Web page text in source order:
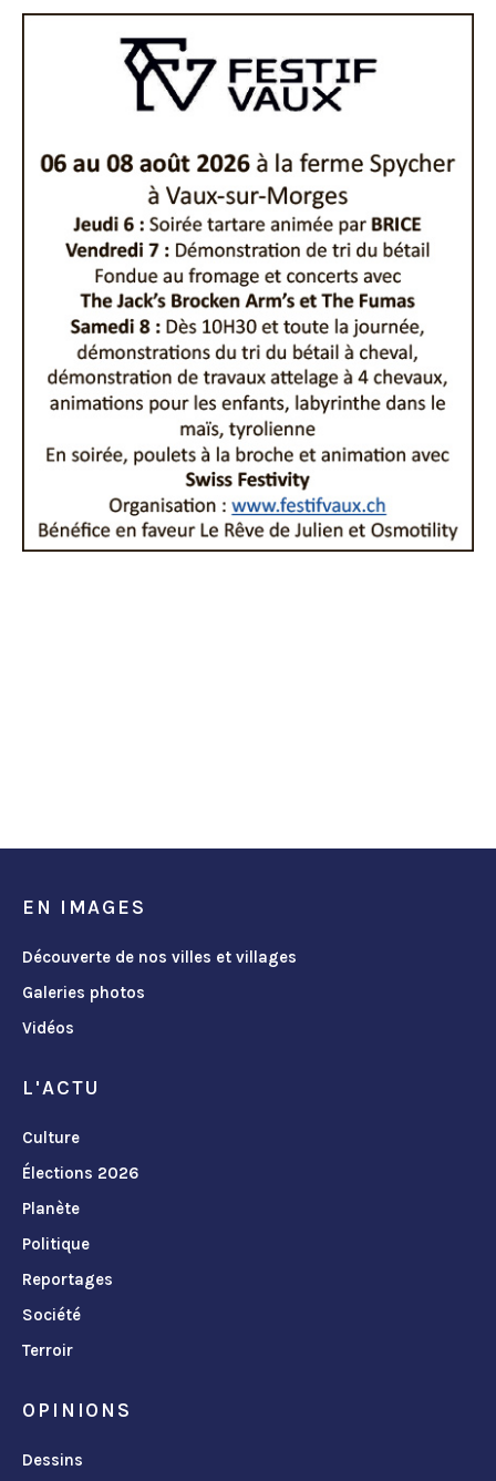
EN IMAGES
Découverte de nos villes et villages
Galeries photos
Vidéos
L'ACTU
Culture
Élections 2026
Planète
Politique
Reportages
Société
Terroir
OPINIONS
Dessins